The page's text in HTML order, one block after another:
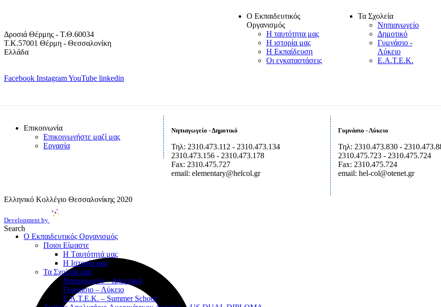
Δροσιά Θέρμης - Τ.Θ.60034
Τ.Κ.57001 Θέρμη - Θεσσαλονίκη
Ελλάδα
Facebook InstagramYouTube linkedin
Ο Εκπαιδευτικός
Οργανισμός
Η ταυτότητα μας
Η ιστορία μας
Η Εκπαίδευση
Οι εγκαταστάσεις
Τα Σχολεία
Νηπιαγωγείο
Δημοτικό
Γυμνάσιο -
Λύκειο
Ε.Α.Τ.Ε.Κ.
Επικοινωνία
Επικοινωνήστε μαζί μας
Εργασία
Νηπιαγωγείο - Δημοτικό
Τηλ: 2310.473.112 - 2310.473.134
2310.473.156 - 2310.473.178
Fax: 2310.475.727
email: elementary@helcol.gr
Γυμνάσιο - Λύκειο
Τηλ: 2310.473.830 -
2310.475.723 - 2310.475.724
Fax: 2310.475.724
email: hel-col@otenet.gr
Ελληνικό Κολλέγιο Θεσσαλονίκης 2020
Development by
Search
Ο Εκπαιδευτικός Οργανισμός
Ποιοι Είμαστε
Η Tαυτότητά μας
Η Ιστορία μας
Τα Σχολεία μας
Νηπιαγωγείο – Δημοτικό
Γυμνάσιο – Λύκειο
Ε.Α.Τ.Ε.Κ. – Summer School